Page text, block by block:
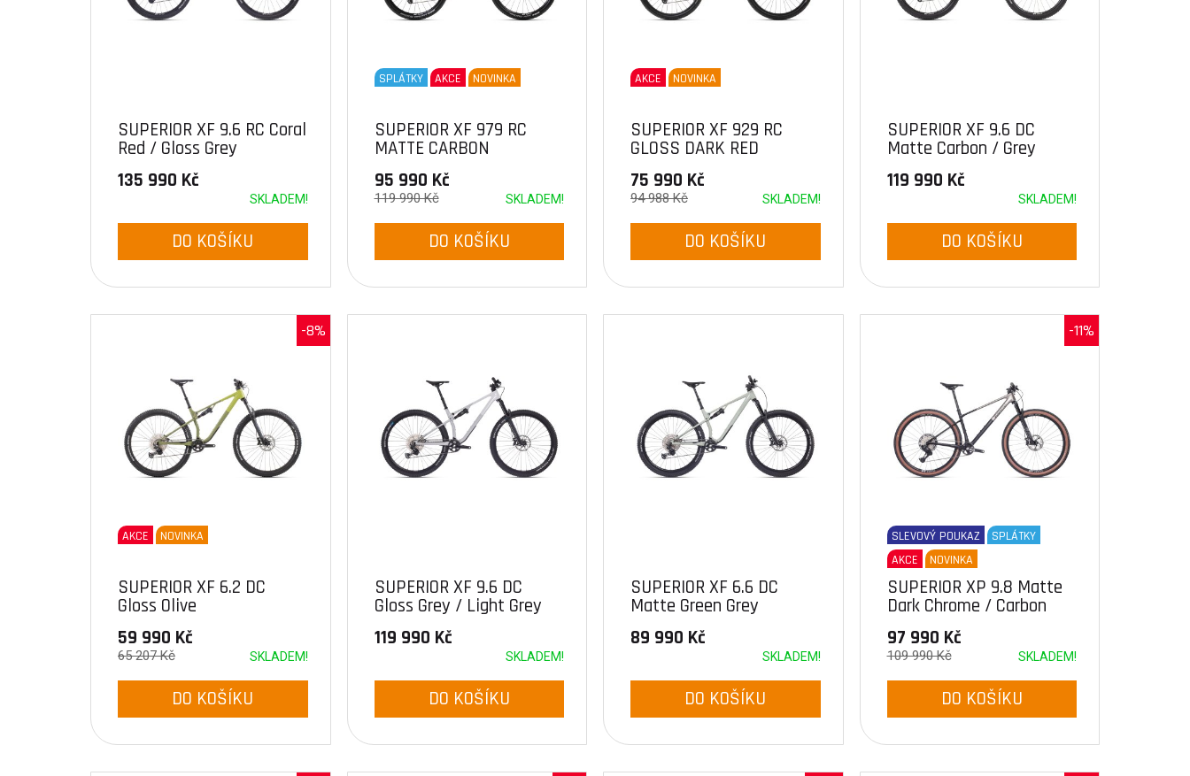
SUPERIOR XF 9.6 RC Coral
Red / Gloss Grey
135 990 Kč
SKLADEM!
DO KOŠÍKU
SPLÁTKY AKCE NOVINKA
SUPERIOR XF 979 RC
MATTE CARBON
95 990 Kč
SKLADEM!
119 990 Kč
DO KOŠÍKU
AKCE NOVINKA
SUPERIOR XF 929 RC
GLOSS DARK RED
75 990 Kč
SKLADEM!
94 988 Kč
DO KOŠÍKU
SUPERIOR XF 9.6 DC
Matte Carbon / Grey
119 990 Kč
SKLADEM!
DO KOŠÍKU
-8%
AKCE NOVINKA
SUPERIOR XF 6.2 DC
Gloss Olive
59 990 Kč
SKLADEM!
65 207 Kč
DO KOŠÍKU
SUPERIOR XF 9.6 DC
Gloss Grey / Light Grey
119 990 Kč
SKLADEM!
DO KOŠÍKU
SUPERIOR XF 6.6 DC
Matte Green Grey
89 990 Kč
SKLADEM!
DO KOŠÍKU
-11%
SLEVOVÝ POUKAZ
SPLÁTKY
AKCE
NOVINKA
SUPERIOR XP 9.8 Matte
Dark Chrome / Carbon
97 990 Kč
SKLADEM!
109 990 Kč
DO KOŠÍKU